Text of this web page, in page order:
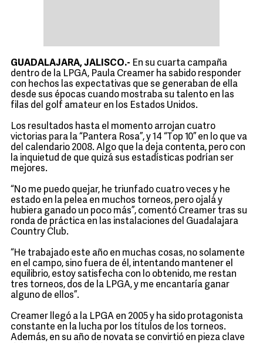
GUADALAJARA, JALISCO.- En su cuarta campaña
dentro de la LPGA, Paula Creamer ha sabido responder
con hechos las expectativas que se generaban de ella
desde sus épocas cuando mostraba su talento en las
filas del golf amateur en los Estados Unidos.
Los resultados hasta el momento arrojan cuatro
victorias para la “Pantera Rosa”, y 14 “Top 10” en lo que va
del calendario 2008. Algo que la deja contenta, pero con
la inquietud de que quizá sus estadísticas podrían ser
mejores.
“No me puedo quejar, he triunfado cuatro veces y he
estado en la pelea en muchos torneos, pero ojalá y
hubiera ganado un poco más”, comentó Creamer tras su
ronda de práctica en las instalaciones del Guadalajara
Country Club.
“He trabajado este año en muchas cosas, no solamente
en el campo, sino fuera de él, intentando mantener el
equilibrio, estoy satisfecha con lo obtenido, me restan
tres torneos, dos de la LPGA, y me encantaría ganar
alguno de ellos”.
Creamer llegó a la LPGA en 2005 y ha sido protagonista
constante en la lucha por los títulos de los torneos.
Además, en su año de novata se convirtió en pieza clave